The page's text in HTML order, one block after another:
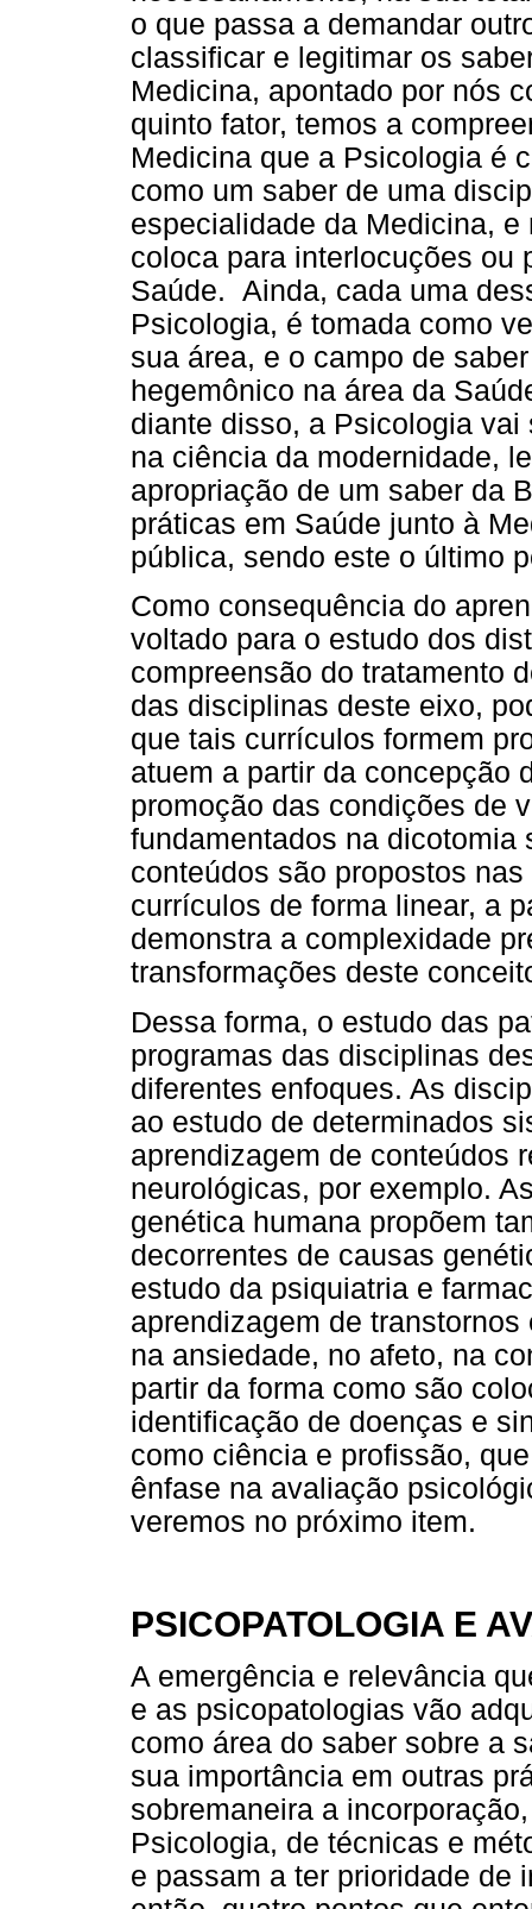
o que passa a demandar
classificar e legitimar os
Medicina, apontado por nós
quinto fator, temos a
Medicina que a Psicologia é
como um saber de uma
especialidade da Medicina,
coloca para interlocuções ou
Saúde. Ainda, cada uma
Psicologia, é tomada como
sua área, e o campo de
hegemônico na área da
diante disso, a Psicologia
na ciência da modernidade,
apropriação de um saber da
práticas em Saúde junto à
pública, sendo este o último
Como consequência do
voltado para o estudo dos
compreensão do tratamento
das disciplinas deste eixo,
que tais currículos formem
atuem a partir da concepção
promoção das condições de
fundamentados na dicotomia
conteúdos são propostos
currículos de forma linear, a
demonstra a complexidade
transformações deste
Dessa forma, o estudo das
programas das disciplinas
diferentes enfoques. As
ao estudo de determinados
aprendizagem de conteúdos
neurológicas, por exemplo.
genética humana propõem
decorrentes de causas
estudo da psiquiatria e
aprendizagem de
na ansiedade, no afeto, na
partir da forma como são
identificação de doenças e
como ciência e profissão,
ênfase na avaliação
veremos no próximo item.
PSICOPATOLOGIA E
A emergência e relevância
e as psicopatologias vão
como área do saber sobre a
sua importância em outras
sobremaneira a
Psicologia, de técnicas e
e passam a ter prioridade de